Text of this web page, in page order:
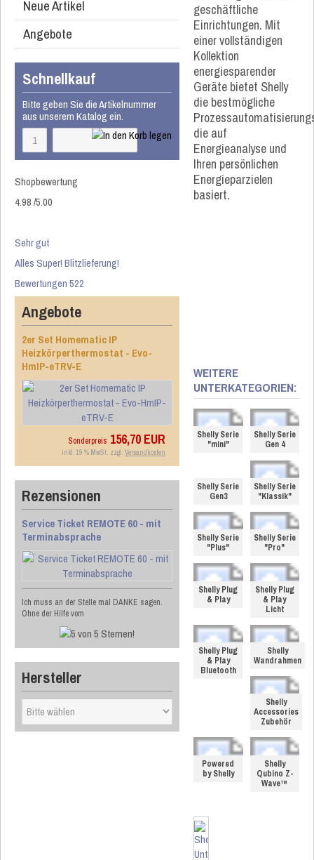
Neue Artikel
Angebote
Schnellkauf
Bitte geben Sie die Artikelnummer
aus unserem Katalog ein.
Shopbewertung
4.98/5.00
Sehr gut
Alles Super! Blitzlieferung!
Bewertungen 522
Angebote
2er Set Homematic IP
Heizkörperthermostat - Evo-
HmIP-eTRV-E
Sonderpreis 156,70 EUR
inkl. 19 % MwSt. zzgl. Versandkosten
Rezensionen
Service Ticket REMOTE 60 - mit
Terminabsprache
Ich muss an der Stelle mal DANKE sagen.
Ohne der Hilfe vom
Hersteller
geschäftliche
Einrichtungen. Mit
einer vollständigen
Kollektion
energiesparender
Geräte bietet Shelly
die bestmögliche
die auf
Energieanalyse und
Ihren persönlichen
Energieparzielen
basiert.
WEITERE
UNTERKATEGORIEN:
Shelly Serie
"mini"
Shelly Serie
Gen 4
Shelly Serie
Gen3
Shelly Serie
"Klassik"
Shelly Serie
"Plus"
Shelly Serie
"Pro"
Shelly Plug
& Play
Shelly Plug
& Play
Licht
Shelly Plug
& Play
Bluetooth
Shelly
Wandrahmen
Shelly
Accessories
Zubehör
Powered
by Shelly
Shelly
Qubino Z-
Wave™